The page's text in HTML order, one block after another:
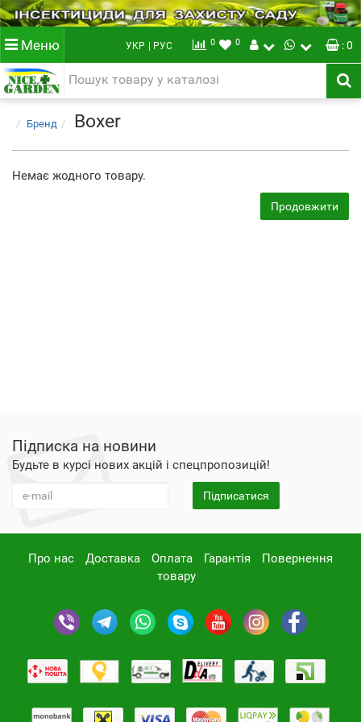
Меню УКР | РУС 0 0 : 0
Бренд Boxer
Немає жодного товару.
Продовжити
Підписка на новини
Будьте в курсі нових акцій і спецпропозицій!
Підписатися
Про нас Доставка Оплата Гарантія
Повернення
товару